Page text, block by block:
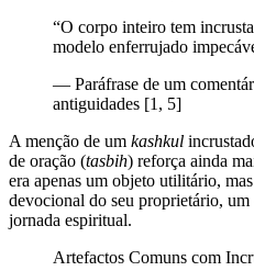
“O corpo inteiro tem
modelo enferrujado
— Paráfrase de um
antiguidades [1, 5]
A menção de um kashkul
de oração (tasbih) reforça ainda
era apenas um objeto utilitário,
devocional do seu proprietário,
jornada espiritual.
Artefactos Comuns com